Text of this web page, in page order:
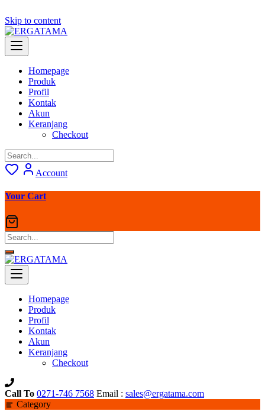
Skip to content
Homepage
Produk
Profil
Kontak
Akun
Keranjang
Checkout
Account
Your Cart
Homepage
Produk
Profil
Kontak
Akun
Keranjang
Checkout
Call To 0271-746 7568 Email : sales@ergatama.com
Category